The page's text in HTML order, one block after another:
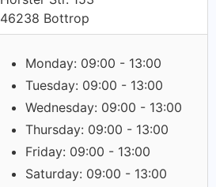
46238 Bottrop
Monday: 09:00 - 13:00
Tuesday: 09:00 - 13:00
Wednesday: 09:00 - 13:00
Thursday: 09:00 - 13:00
Friday: 09:00 - 13:00
Saturday: 09:00 - 13:00